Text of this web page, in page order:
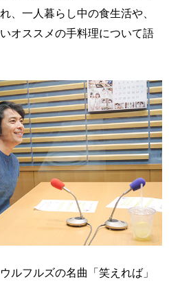
、一人暮らし中の食生活や、
オススメの手料理について語
ルフルズの名曲「笑えれば」